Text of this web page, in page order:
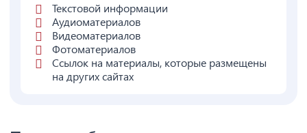
Текстовой информации
Аудиоматериалов
Видеоматериалов
Фотоматериалов
Ссылок на материалы, которые размещены
на других сайтах